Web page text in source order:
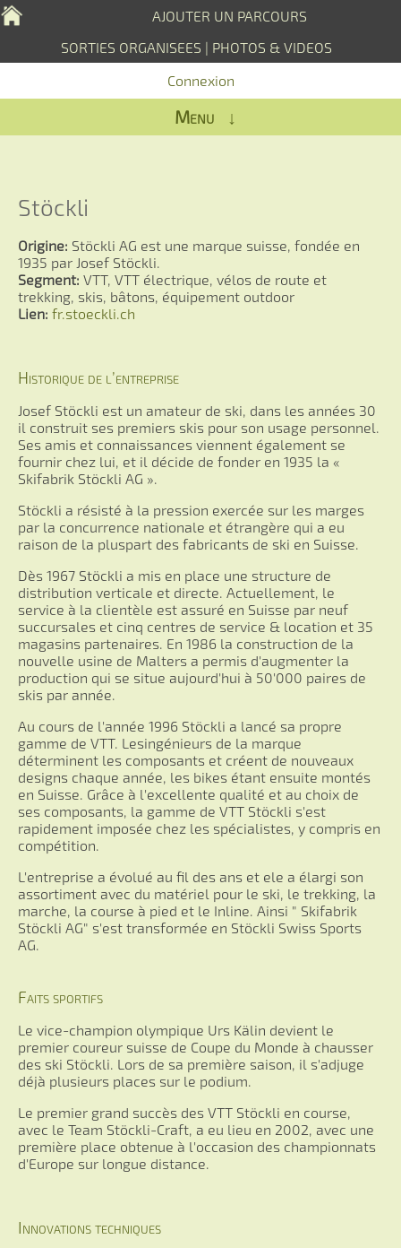
AJOUTER UN PARCOURS
SORTIES ORGANISEES | PHOTOS & VIDEOS
Connexion
Menu ↓
Stöckli
Origine: Stöckli AG est une marque suisse, fondée en
1935 par Josef Stöckli.
Segment: VTT, VTT électrique, vélos de route et
trekking, skis, bâtons, équipement outdoor
Lien: fr.stoeckli.ch
Historique de l’entreprise
Josef Stöckli est un amateur de ski, dans les années 30
il construit ses premiers skis pour son usage personnel.
Ses amis et connaissances viennent également se
fournir chez lui, et il décide de fonder en 1935 la «
Skifabrik Stöckli AG ».
Stöckli a résisté à la pression exercée sur les marges
par la concurrence nationale et étrangère qui a eu
raison de la pluspart des fabricants de ski en Suisse.
Dès 1967 Stöckli a mis en place une structure de
distribution verticale et directe. Actuellement, le
service à la clientèle est assuré en Suisse par neuf
succursales et cinq centres de service & location et 35
magasins partenaires. En 1986 la construction de la
nouvelle usine de Malters a permis d'augmenter la
production qui se situe aujourd'hui à 50'000 paires de
skis par année.
Au cours de l'année 1996 Stöckli a lancé sa propre
gamme de VTT. Lesingénieurs de la marque
déterminent les composants et créent de nouveaux
designs chaque année, les bikes étant ensuite montés
en Suisse. Grâce à l'excellente qualité et au choix de
ses composants, la gamme de VTT Stöckli s'est
rapidement imposée chez les spécialistes, y compris en
compétition.
L'entreprise a évolué au fil des ans et ele a élargi son
assortiment avec du matériel pour le ski, le trekking, la
marche, la course à pied et le Inline. Ainsi " Skifabrik
Stöckli AG" s'est transformée en Stöckli Swiss Sports
AG.
Faits sportifs
Le vice-champion olympique Urs Kälin devient le
premier coureur suisse de Coupe du Monde à chausser
des ski Stöckli. Lors de sa première saison, il s'adjuge
déjà plusieurs places sur le podium.
Le premier grand succès des VTT Stöckli en course,
avec le Team Stöckli-Craft, a eu lieu en 2002, avec une
première place obtenue à l'occasion des championnats
d'Europe sur longue distance.
Innovations techniques